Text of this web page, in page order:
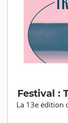
Festival :
La 13e édition